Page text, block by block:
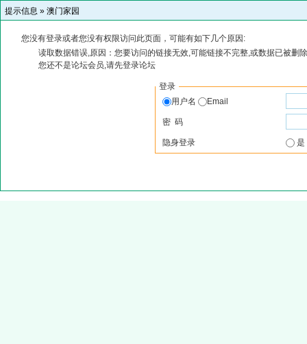
提示信息 » 澳门家园
您没有登录或者您没有权限访问此页面，可能有如下几个原因:
读取数据错误,原因：您要访问的链接无效,可能链接不完整,或数据已被删
您还不是论坛会员,请先登录论坛
登录
用户名
Email
密 码
隐身登录